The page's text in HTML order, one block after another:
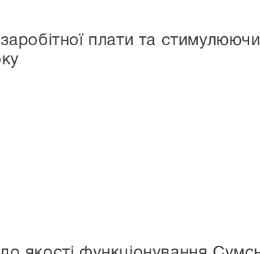
плати та